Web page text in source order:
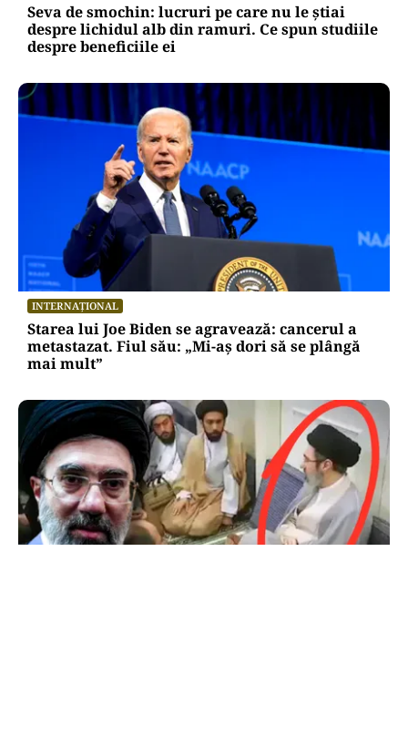
Seva de smochin: lucruri pe care nu le știai
despre lichidul alb din ramuri. Ce spun studiile
despre beneficiile ei
INTERNAȚIONAL
Starea lui Joe Biden se agravează: cancerul a
metastazat. Fiul său: „Mi-aș dori să se plângă
mai mult”